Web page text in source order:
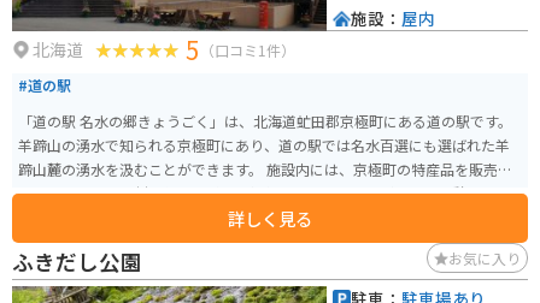
北海道 5 （口コミ1件）
#道の駅
「道の駅 名水の郷きょうごく」は、北海道虻田郡京極町にある道の駅です。
羊蹄山の湧水で知られる京極町にあり、道の駅では名水百選にも選ばれた羊
蹄山麓の湧水を汲むことができます。 施設内には、京極町の特産品を販売す
る売店や、地元食材を使った料理を提供するレストランがあり、休憩だけで
なくショッピングや食事も楽しめます。特に、名水コーヒーや京極町のブラ
ンド牛乳を使ったソフトクリームが人気です。 バイクで訪れる際は、道の駅
から支笏洞爺国立公園やニセコ方面へのアクセスが良く、ツーリングの拠点
としても便利です。羊蹄山の絶景を眺めながらのツーリングは格別です。ま
詳しく見る
施設： 屋内
ふきだし公園 お気に入り